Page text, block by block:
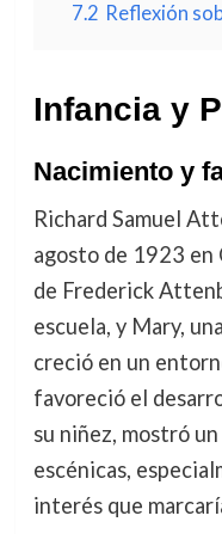
7.2 Reflexión
Infancia y
Nacimiento y
Richard Samuel
agosto de 1923
de Frederick
escuela, y Mary,
creció en un
favoreció el
su niñez, mostró
escénicas,
interés que